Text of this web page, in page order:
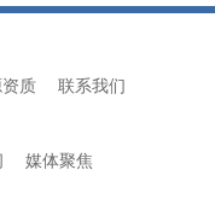
质 联系我们
媒体聚焦